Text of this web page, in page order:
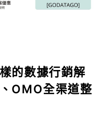
的數據行銷解
OMO全渠道整